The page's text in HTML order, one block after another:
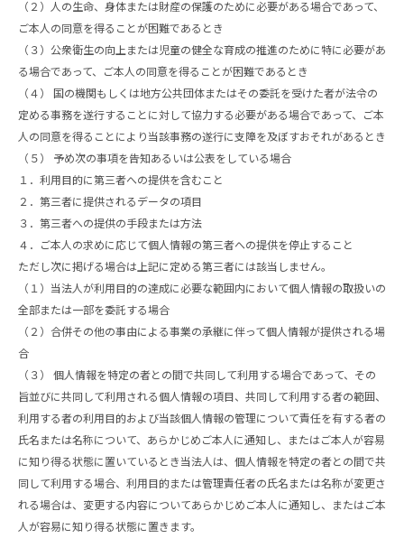
（２）人の生命、身体または財産の保護のために必要がある場合であって、
ご本人の同意を得ることが困難であるとき
（３）公衆衛生の向上または児童の健全な育成の推進のために特に必要があ
る場合であって、ご本人の同意を得ることが困難であるとき
（４） 国の機関もしくは地方公共団体またはその委託を受けた者が法令の
定める事務を遂行することに対して協力する必要がある場合であって、ご本
人の同意を得ることにより当該事務の遂行に支障を及ぼすおそれがあるとき
（５） 予め次の事項を告知あるいは公表をしている場合
１．利用目的に第三者への提供を含むこと
２．第三者に提供されるデータの項目
３．第三者への提供の手段または方法
４．ご本人の求めに応じて個人情報の第三者への提供を停止すること
ただし次に掲げる場合は上記に定める第三者には該当しません。
（１）当法人が利用目的の達成に必要な範囲内において個人情報の取扱いの
全部または一部を委託する場合
（２）合併その他の事由による事業の承継に伴って個人情報が提供される場
合
（３） 個人情報を特定の者との間で共同して利用する場合であって、その
旨並びに共同して利用される個人情報の項目、共同して利用する者の範囲、
利用する者の利用目的および当該個人情報の管理について責任を有する者の
氏名または名称について、あらかじめご本人に通知し、またはご本人が容易
に知り得る状態に置いているとき当法人は、個人情報を特定の者との間で共
同して利用する場合、利用目的または管理責任者の氏名または名称が変更さ
れる場合は、変更する内容についてあらかじめご本人に通知し、またはご本
人が容易に知り得る状態に置きます。